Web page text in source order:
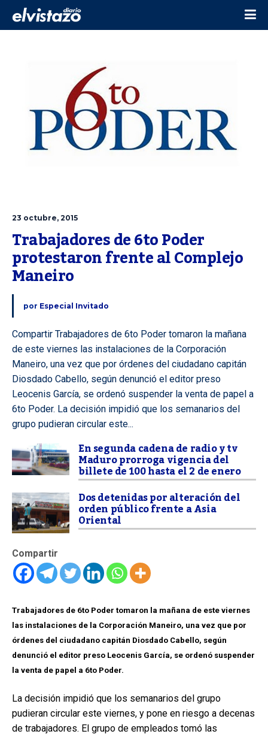
23 octubre, 2015
Trabajadores de 6to Poder
protestaron frente al Complejo
Maneiro
por Especial Invitado
Compartir Trabajadores de 6to Poder tomaron la mañana
de este viernes las instalaciones de la Corporación
Maneiro, una vez que por órdenes del ciudadano capitán
Diosdado Cabello, según denunció el editor preso
Leocenis García, se ordenó suspender la venta de papel a
6to Poder. La decisión impidió que los semanarios del
grupo pudieran circular este...
En segunda cadena de radio y tv
Maduro prorroga vigencia del
billete de 100 hasta el 2 de enero
Dos detenidas por alteración del
orden público frente a Asia
Oriental
Compartir
Trabajadores de 6to Poder tomaron la mañana de este viernes
las instalaciones de la Corporación Maneiro, una vez que por
órdenes del ciudadano capitán Diosdado Cabello, según
denunció el editor preso Leocenis García, se ordenó suspender
la venta de papel a 6to Poder.
La decisión impidió que los semanarios del grupo
pudieran circular este viernes, y pone en riesgo a decenas
de trabajadores. El grupo de empleados tomó las